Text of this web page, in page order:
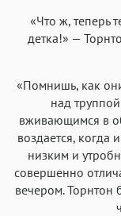
«Что ж, теперь
детка!» —
«Помнишь, как
над
вживающимся в
воздается, когда
низким и
совершенно
вечером.